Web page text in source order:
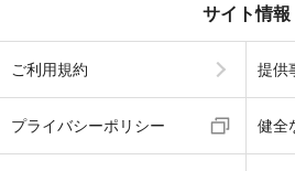
サイト情報
ご利用規約 提供
プライバシーポリシー 健全